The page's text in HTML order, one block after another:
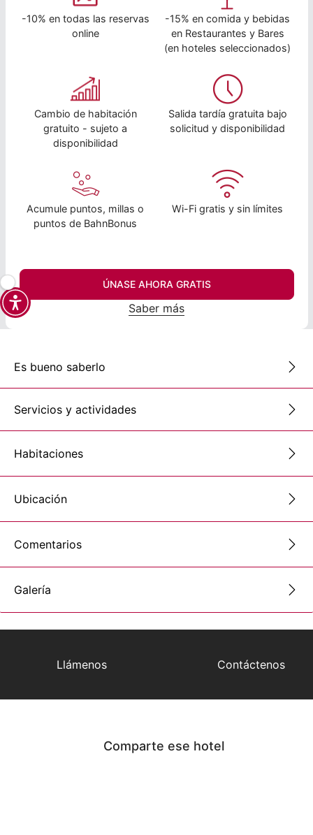
-10% en todas las reservas
online
-15% en comida y bebidas
en Restaurantes y Bares
(en hoteles seleccionados)
Cambio de habitación
gratuito - sujeto a
disponibilidad
Salida tardía gratuita bajo
solicitud y disponibilidad
Acumule puntos, millas o
puntos de BahnBonus
Wi-Fi gratis y sin límites
ÚNASE AHORA GRATIS
Saber más
Es bueno saberlo
Servicios y actividades
Habitaciones
Ubicación
Comentarios
Galería
Llámenos Contáctenos
Comparte ese hotel